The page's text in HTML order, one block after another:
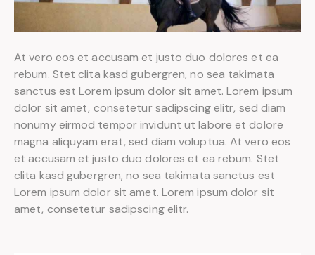
At vero eos et accusam et justo duo dolores et ea
rebum. Stet clita kasd gubergren, no sea takimata
sanctus est Lorem ipsum dolor sit amet. Lorem ipsum
dolor sit amet, consetetur sadipscing elitr, sed diam
nonumy eirmod tempor invidunt ut labore et dolore
magna aliquyam erat, sed diam voluptua. At vero eos
et accusam et justo duo dolores et ea rebum. Stet
clita kasd gubergren, no sea takimata sanctus est
Lorem ipsum dolor sit amet. Lorem ipsum dolor sit
amet, consetetur sadipscing elitr.